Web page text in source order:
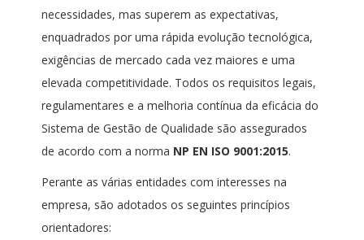
necessidades, mas superem as expectativas,
enquadrados por uma rápida evolução tecnológica,
exigências de mercado cada vez maiores e uma
elevada competitividade. Todos os requisitos legais,
regulamentares e a melhoria contínua da eficácia do
Sistema de Gestão de Qualidade são assegurados
de acordo com a norma NP EN ISO 9001:2015.
Perante as várias entidades com interesses na
empresa, são adotados os seguintes princípios
orientadores: